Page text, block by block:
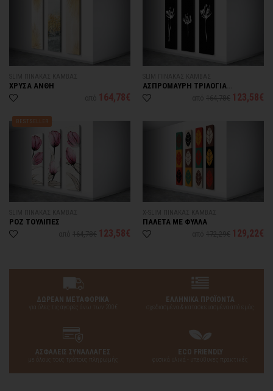
ΧΡΥΣΑ ΑΝΘΗ
164,78€
ΑΣΠΡΟΜΑΥΡΗ ΤΡΙΛΟΓΙΑ
ΛΟΥΛΟΥΔΙΩΝ
123,58€
BESTSELLER
ΡΟΖ ΤΟΥΛΙΠΕΣ
123,58€
ΠΑΛΕΤΑ ΜΕ ΦΥΛΛΑ
129,22€
ΔΩΡΕΑΝ ΜΕΤΑΦΟΡΙΚΑ
για όλες τις αγορές άνω των 200€
ΕΛΛΗΝΙΚΑ ΠΡΟΪΟΝΤΑ
σχεδιασμένα & κατασκευασμένα από εμάς
ΑΣΦΑΛΕΙΣ ΣΥΝΑΛΛΑΓΕΣ
με όλους τους τρόπους πληρωμής
ECO FRIENDLY
φυσικά υλικά - υπεύθυνες πρακτικές